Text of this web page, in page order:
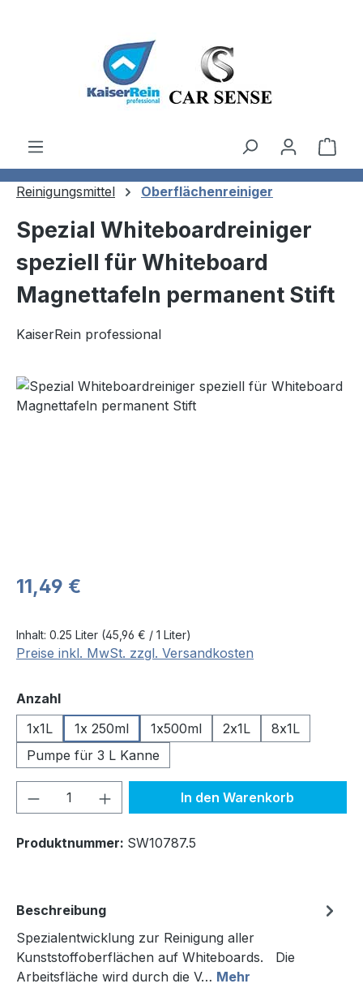
Reinigungsmittel Oberflächenreiniger
Spezial Whiteboardreiniger
speziell für Whiteboard
Magnettafeln permanent Stift
KaiserRein professional
Bildergalerie überspringen
Regulärer Preis:
11,49 €
Inhalt: 0.25 Liter (45,96 € / 1 Liter)
Preise inkl. MwSt. zzgl. Versandkosten
Anzahlauswählen
1x1L
1x 250ml 1x500ml 2x1L
8x1L
Pumpe für 3 L Kanne
Produkt Anzahl: Gib denIn den Warenkorb
Produktnummer: SW10787.5
Beschreibung
Spezialentwicklung zur Reinigung aller
Kunststoffoberflächen auf Whiteboards. Die
Arbeitsfläche wird durch die V… Mehr